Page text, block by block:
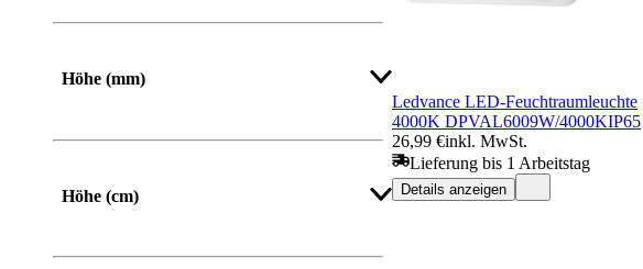
Höhe (mm)
Von Bis
Höhe (cm)
Ledvance LED-Feuchtraumleuchte
4000K DPVAL6009W/4000KIP65
26,99 €inkl. MwSt.
Lieferung bis 1 Arbeitstag
Details anzeigen